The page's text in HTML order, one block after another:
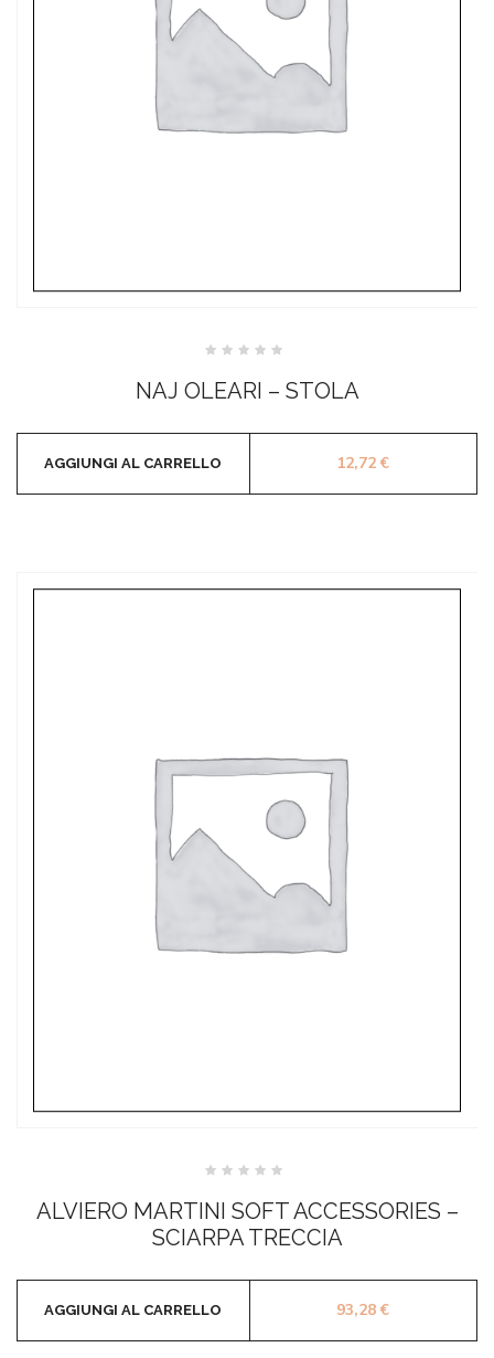
su
5
NAJ OLEARI – STOLA
12,72€
AGGIUNGI AL CARRELLO
su
5
ALVIERO MARTINI SOFT ACCESSORIES –
SCIARPA TRECCIA
93,28€
AGGIUNGI AL CARRELLO